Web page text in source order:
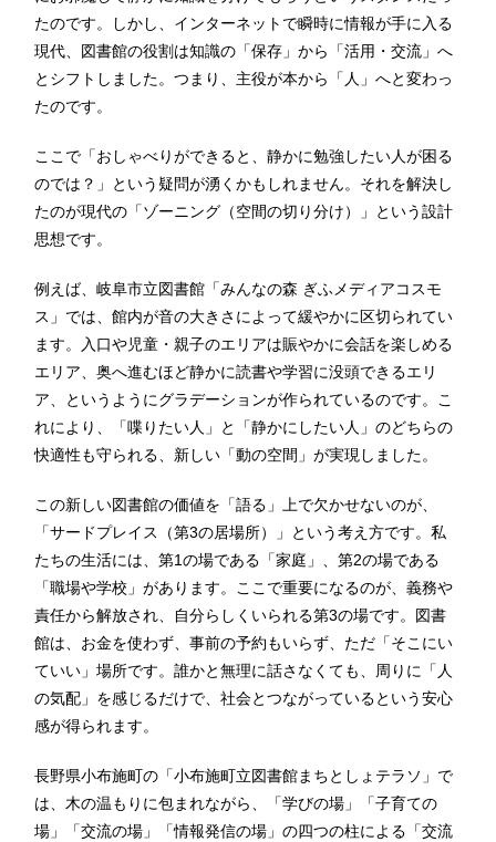
たのです。しかし、インターネットで瞬時に情報が手に入る
現代、図書館の役割は知識の「保存」から「活用・交流」へ
とシフトしました。つまり、主役が本から「人」へと変わっ
たのです。
ここで「おしゃべりができると、静かに勉強したい人が困る
のでは？」という疑問が湧くかもしれません。それを解決し
たのが現代の「ゾーニング（空間の切り分け）」という設計
思想です。
例えば、岐阜市立図書館「みんなの森 ぎふメディアコスモ
ス」では、館内が音の大きさによって緩やかに区切られてい
ます。入口や児童・親子のエリアは賑やかに会話を楽しめる
エリア、奥へ進むほど静かに読書や学習に没頭できるエリ
ア、というようにグラデーションが作られているのです。こ
れにより、「喋りたい人」と「静かにしたい人」のどちらの
快適性も守られる、新しい「動の空間」が実現しました。
この新しい図書館の価値を「語る」上で欠かせないのが、
「サードプレイス（第3の居場所）」という考え方です。私
たちの生活には、第1の場である「家庭」、第2の場である
「職場や学校」があります。ここで重要になるのが、義務や
責任から解放され、自分らしくいられる第3の場です。図書
館は、お金を使わず、事前の予約もいらず、ただ「そこにい
ていい」場所です。誰かと無理に話さなくても、周りに「人
の気配」を感じるだけで、社会とつながっているという安心
感が得られます。
長野県小布施町の「小布施町立図書館まちとしょテラソ」で
は、木の温もりに包まれながら、「学びの場」「子育ての
場」「交流の場」「情報発信の場」の四つの柱による「交流